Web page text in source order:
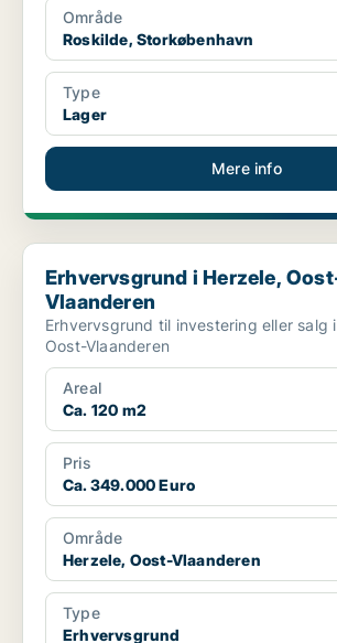
Område
Roskilde, Storkøbenhavn
Type
Lager
Mere info
Erhvervsgrund i Herzele, Oost-Vlaanderen
Erhvervsgrund i Herzele, Oost-
Vlaanderen
Erhvervsgrund til investering eller salg i Herzele,
Oost-Vlaanderen
Areal
Ca. 120 m2
Pris
Ca. 349.000 Euro
Område
Herzele, Oost-Vlaanderen
Type
Erhvervsgrund